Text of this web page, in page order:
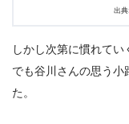
出典:
しかし次第に慣れてい
でも谷川さんの思う小
た。